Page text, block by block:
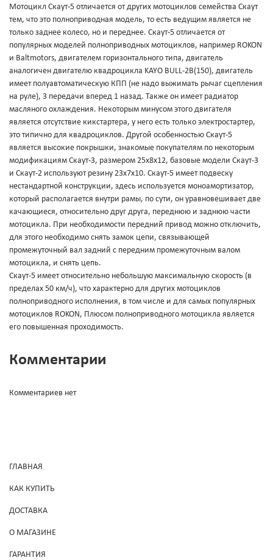
Мотоцикл Скаут-5 отличается от других мотоциклов семейства Скаут
тем, что это полноприводная модель, то есть ведущим является не
только заднее колесо, но и переднее. Скаут-5 отличается от
популярных моделей полноприводных мотоциклов, например ROKON
и Baltmotors, двигателем горизонтального типа, двигатель
аналогичен двигателю квадроцикла KAYO BULL-2B(150), двигатель
имеет полуавтоматическую КПП (не надо выжимать рычаг сцепления
на руле), 3 передачи вперед 1 назад. Также он имеет радиатор
масляного охлаждения. Некоторым минусом этого двигателя
является отсутствие кикстартера, у него есть только электростартер,
это типично для квадроциклов. Другой особенностью Скаут-5
является высокие покрышки, знакомые покупателям по некоторым
модификациям Скаут-3, размером 25х8х12, базовые модели Скаут-3
и Скаут-2 используют резину 23х7х10. Скаут-5 имеет подвеску
нестандартной конструкции, здесь используется моноамортизатор,
который располагается внутри рамы, по сути, он уравновешивает две
качающиеся, относительно друг друга, переднюю и заднюю части
мотоцикла. При необходимости передний привод можно отключить,
для этого необходимо снять замок цепи, связывающей
промежуточный вал задний с передним промежуточным валом
мотоцикла, и снять цепь.
Скаут-5 имеет относительно небольшую максимальную скорость (в
пределах 50 км/ч), что характерно для других мотоциклов
полноприводного исполнения, в том числе и для самых популярных
мотоциклов ROKON, Плюсом полноприводного мотоцикла является
его повышенная проходимость.
Комментарии
Комментариев нет
ГЛАВНАЯ
КАК КУПИТЬ
ДОСТАВКА
О МАГАЗИНЕ
ГАРАНТИЯ